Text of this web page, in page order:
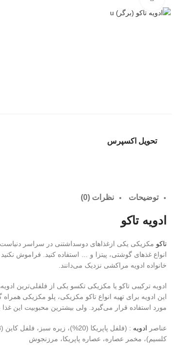
تحویل اکسپرس
توضیحات نظرات (0)
ادویه تاکو
تاکو مکزیکی یکی ازغذاهای دوسداشتنی در سراسر دنیاست.
انواع غذهای گوشتی، پیتزا و … استفاده کنید. فراموش
خانواده ادویه مراکشی نزدیک می‌دانند.
ادویه ترکیبی تاکو یا مکزیکی تکسو یکی از فلفلی‌ترین
این ادویه برای تهیه انواع تاکو مکزیکی، پلو مکزیکی
مورد استفاده قرار می‌گیرد. ولی بیشترین محبوبیت این
عناصر ادویه
کلسیم)، مخمر عصاره، عصاره پاپریکا، مرزنجوش